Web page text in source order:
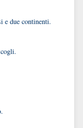
e due continenti.